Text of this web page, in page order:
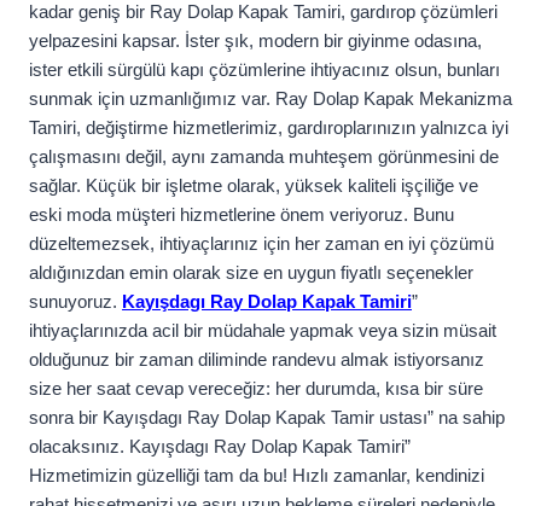
kadar geniş bir Ray Dolap Kapak Tamiri, gardırop çözümleri
yelpazesini kapsar. İster şık, modern bir giyinme odasına,
ister etkili sürgülü kapı çözümlerine ihtiyacınız olsun, bunları
sunmak için uzmanlığımız var. Ray Dolap Kapak Mekanizma
Tamiri, değiştirme hizmetlerimiz, gardıroplarınızın yalnızca iyi
çalışmasını değil, aynı zamanda muhteşem görünmesini de
sağlar. Küçük bir işletme olarak, yüksek kaliteli işçiliğe ve
eski moda müşteri hizmetlerine önem veriyoruz. Bunu
düzeltemezsek, ihtiyaçlarınız için her zaman en iyi çözümü
aldığınızdan emin olarak size en uygun fiyatlı seçenekler
sunuyoruz. Kayışdagı Ray Dolap Kapak Tamiri”
ihtiyaçlarınızda acil bir müdahale yapmak veya sizin müsait
olduğunuz bir zaman diliminde randevu almak istiyorsanız
size her saat cevap vereceğiz: her durumda, kısa bir süre
sonra bir Kayışdagı Ray Dolap Kapak Tamir ustası” na sahip
olacaksınız. Kayışdagı Ray Dolap Kapak Tamiri”
Hizmetimizin güzelliği tam da bu! Hızlı zamanlar, kendinizi